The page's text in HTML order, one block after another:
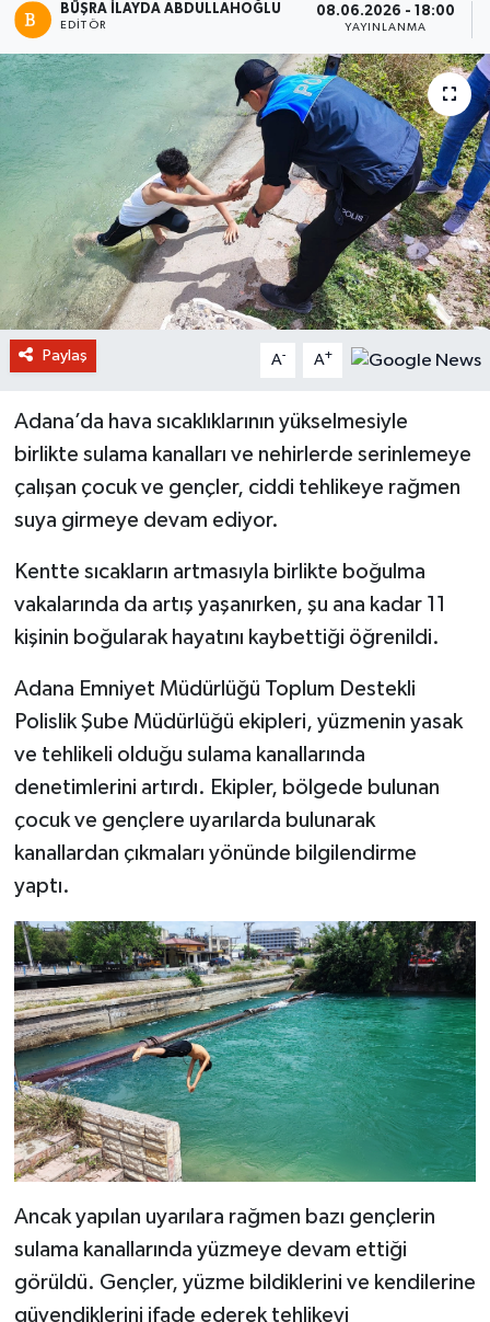
BÜŞRA İLAYDA ABDULLAHOĞLU
EDITÖR
08.06.2026 - 18:00
YAYINLANMA
Paylaş A- A+
Adana’da hava sıcaklıklarının yükselmesiyle
birlikte sulama kanalları ve nehirlerde serinlemeye
çalışan çocuk ve gençler, ciddi tehlikeye rağmen
suya girmeye devam ediyor.
Kentte sıcakların artmasıyla birlikte boğulma
vakalarında da artış yaşanırken, şu ana kadar 11
kişinin boğularak hayatını kaybettiği öğrenildi.
Adana Emniyet Müdürlüğü Toplum Destekli
Polislik Şube Müdürlüğü ekipleri, yüzmenin yasak
ve tehlikeli olduğu sulama kanallarında
denetimlerini artırdı. Ekipler, bölgede bulunan
çocuk ve gençlere uyarılarda bulunarak
kanallardan çıkmaları yönünde bilgilendirme
yaptı.
Ancak yapılan uyarılara rağmen bazı gençlerin
sulama kanallarında yüzmeye devam ettiği
görüldü. Gençler, yüzme bildiklerini ve kendilerine
güvendiklerini ifade ederek tehlikeyi